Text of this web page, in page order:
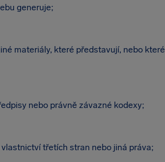
generuje;
materiály, které představují, nebo které
nebo právně závazné kodexy;
třetích stran nebo jiná práva;